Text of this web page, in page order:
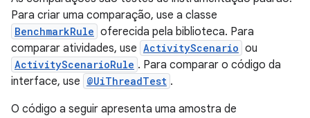
Para criar uma comparação, use a classe
BenchmarkRule oferecida pela biblioteca. Para
comparar atividades, use ActivityScenario ou
ActivityScenarioRule . Para comparar o código da
interface, use @UiThreadTest .
O código a seguir apresenta uma amostra de